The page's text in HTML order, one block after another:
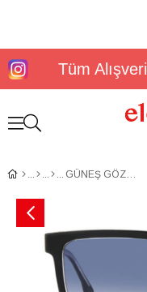
Tüm
GÜNEŞ GÖZLÜĞÜ CARRERA VICTORY C 02/S 2067607C55408